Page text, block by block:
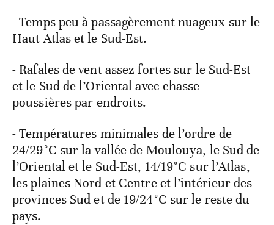
- Temps peu à passagèrement nuageux sur le
Haut Atlas et le Sud-Est.
- Rafales de vent assez fortes sur le Sud-Est
et le Sud de l’Oriental avec chasse-
poussières par endroits.
- Températures minimales de l’ordre de
24/29°C sur la vallée de Moulouya, le Sud de
l’Oriental et le Sud-Est, 14/19°C sur l’Atlas,
les plaines Nord et Centre et l’intérieur des
provinces Sud et de 19/24°C sur le reste du
pays.